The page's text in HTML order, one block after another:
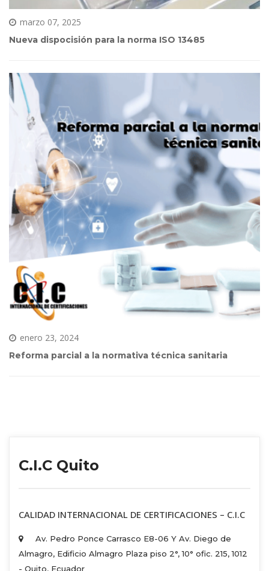
marzo 07, 2025
Nueva dispocisión para la norma ISO 13485
enero 23, 2024
Reforma parcial a la normativa técnica sanitaria
C.I.C Quito
CALIDAD INTERNACIONAL DE CERTIFICACIONES – C.I.C
Av. Pedro Ponce Carrasco E8-06 Y Av. Diego de
Almagro, Edificio Almagro Plaza piso 2°, 10° ofic. 215, 1012
- Quito, Ecuador